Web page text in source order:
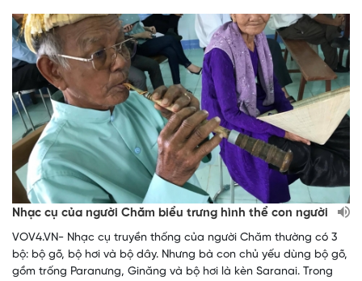
Nhạc cụ của người Chăm biểu trưng hình thể con người
VOV4.VN- Nhạc cụ truyền thống của người Chăm thường có 3
bộ: bộ gõ, bộ hơi và bộ dây. Nhưng bà con chủ yếu dùng bộ gõ,
gồm trống Paranưng, Ginăng và bộ hơi là kèn Saranai. Trong